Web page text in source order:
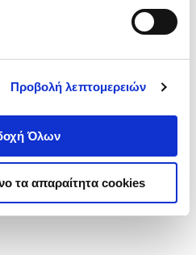
Προβολή λεπτομερειών
Όλων
τα απαραίτητα cookies